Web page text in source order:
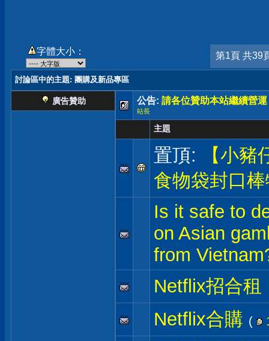
字體大小： 第1頁 共39
討論區中的主題: 團購及新品專區
廣告贊助 公告: 請各位贊助本站繼續營運
站長
主題
置頂:
【小
食物袋封口
Is it safe to
on Asian
from
Netflix招合租
Netflix合購 (